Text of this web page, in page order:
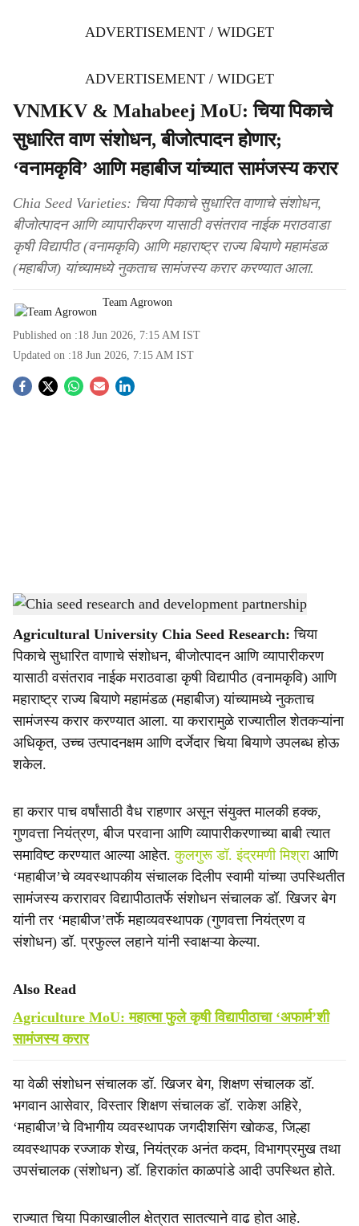
ADVERTISEMENT / WIDGET
ADVERTISEMENT / WIDGET
VNMKV & Mahabeej MoU: चिया पिकाचे
सुधारित वाण संशोधन, बीजोत्पादन होणार;
‘वनामकृवि’ आणि महाबीज यांच्यात सामंजस्य करार
Chia Seed Varieties: चिया पिकाचे सुधारित वाणाचे संशोधन,
बीजोत्पादन आणि व्यापारीकरण यासाठी वसंतराव नाईक मराठवाडा
कृषी विद्यापीठ (वनामकृवि) आणि महाराष्ट्र राज्य बियाणे महामंडळ
(महाबीज) यांच्यामध्ये नुकताच सामंजस्य करार करण्यात आला.
Team Agrowon
Published on :18 Jun 2026, 7:15 AM IST
Updated on :18 Jun 2026, 7:15 AM IST
S
a
r
e
VNMKV chia crop research project- Agrowon
Agricultural University Chia Seed Research: चिया
पिकाचे सुधारित वाणाचे संशोधन, बीजोत्पादन आणि व्यापारीकरण
यासाठी वसंतराव नाईक मराठवाडा कृषी विद्यापीठ (वनामकृवि) आणि
महाराष्ट्र राज्य बियाणे महामंडळ (महाबीज) यांच्यामध्ये नुकताच
सामंजस्य करार करण्यात आला. या करारामुळे राज्यातील शेतकऱ्यांना
अधिकृत, उच्च उत्पादनक्षम आणि दर्जेदार चिया बियाणे उपलब्ध होऊ
शकेल.
हा करार पाच वर्षांसाठी वैध राहणार असून संयुक्त मालकी हक्क,
गुणवत्ता नियंत्रण, बीज परवाना आणि व्यापारीकरणाच्या बाबी त्यात
समाविष्ट करण्यात आल्या आहेत.कुलगुरू डॉ. इंद्रमणी मिश्राआणि
‘महाबीज’चे व्यवस्थापकीय संचालक दिलीप स्वामी यांच्या उपस्थितीत
सामंजस्य करारावर विद्यापीठातर्फे संशोधन संचालक डॉ. खिजर बेग
यांनी तर ‘महाबीज’तर्फे महाव्यवस्थापक (गुणवत्ता नियंत्रण व
संशोधन) डॉ. प्रफुल्ल लहाने यांनी स्वाक्षऱ्या केल्या.
Also Read
Agriculture MoU: महात्मा फुले कृषी विद्यापीठाचा ‘अफार्म’शी
सामंजस्य करार
या वेळी संशोधन संचालक डॉ. खिजर बेग, शिक्षण संचालक डॉ.
भगवान आसेवार, विस्तार शिक्षण संचालक डॉ. राकेश अहिरे,
‘महाबीज’चे विभागीय व्यवस्थापक जगदीशसिंग खोकड, जिल्हा
व्यवस्थापक रज्जाक शेख, नियंत्रक अनंत कदम, विभागप्रमुख तथा
उपसंचालक (संशोधन) डॉ. हिराकांत काळपांडे आदी उपस्थित होते.
राज्यात चिया पिकाखालील क्षेत्रात सातत्याने वाढ होत आहे.